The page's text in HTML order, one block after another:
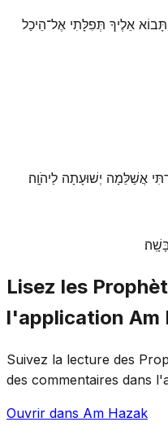
אֵלֶיךָ תְּפִלָּתִי אֶל־הֵיכַל
אֲשַׁלֵּמָה יְשׁוּעָתָה לַיהֹוָֽה׃
Lisez les
l'application Am
Suivez la lecture des
des commentaires dans
Ouvrir dans Am Hazak